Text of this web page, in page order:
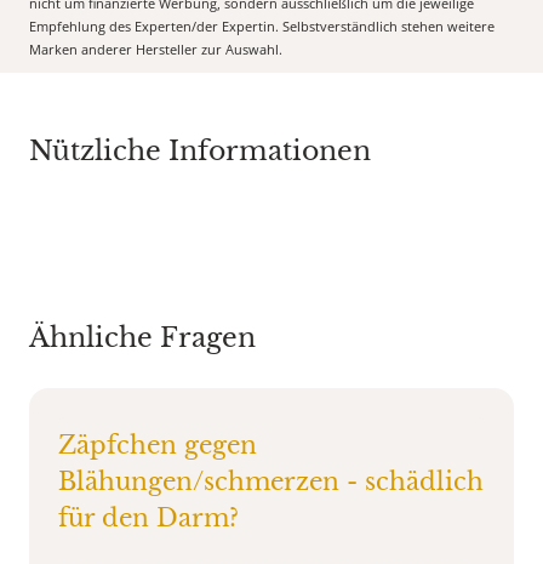
Empfehlung des Experten/der Expertin. Selbstverständlich stehen weitere
Marken anderer Hersteller zur Auswahl.
Nützliche Informationen
Ähnliche Fragen
Zäpfchen gegen
Blähungen/schmerzen - schädlich
für den Darm?